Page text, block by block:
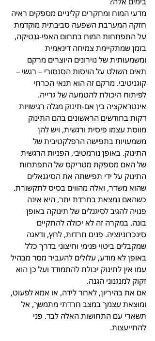
מדעי המוח ומחקרים קליניים מספקים ראיה
חזקה המערבת השפעה סביבתית מוקדמת
על התפתחות המוח בתחום האפי-גנטיקה,
בזמן שמתקיימת צמיחה דינאמית
ומשמעותית של נוירונים היוצרים מרקם
תאים השולט על הויסות הסנסורי – רגשי –
קוגניטיבי. מרקם זה הוא תנאי הכרחי
לפיתוח היכולת להטמעה של גרייה.
אינטראקציה בין אם-תינוק מגלה רגישויות
דקות בחודשים הראשונים בהם התינוק
מווסת עצמו פיסית ורגשית, ויש להן
משמעויות בתפישה הרפלקטיבית של
התינוק. באופן נורמטיבי, הפניות הרגשית
של האם מספקת מטריקס של התפתחות
התינוק על ידי תפישתה את הסיגנאלים
שהוא משדר, ואלה מהווים בסיס לתקשורת.
כשהאם נמצאת בחרדת יתר, היא אינה
פנויה להגיב לסיגנלים של תינוקה באופן
בונה. במקרה זה לא יכולה להתקיים
סינכרוניזציה. פנים חרדות, לחץ, ודאגה
שמקבלים ביטוי פנימי וחיצוני בדרך כלל
באופן לא מודע, עלולים להעביר מסר מבהיל
עמו אין לתינוק יכולת להתמודד ועל כן הוא
זקוק למנגנוני הגנה.
אם את בהיריון, לאחר לידה, או אמא לפעוט,
ומוצאת עצמך במצב חרדתי מתמשך, אל
תשארי עם התחושות האלה לבד. פני
להתייעצות.